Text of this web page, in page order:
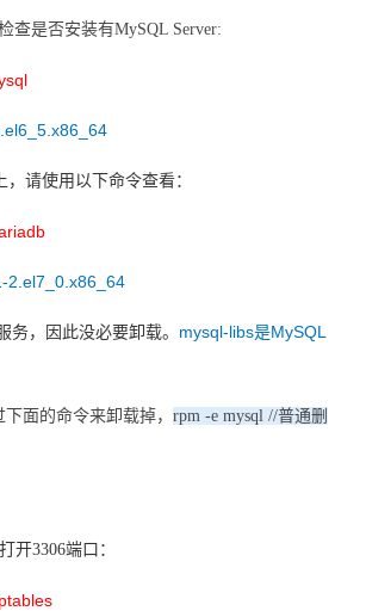
查是否安装有MySQL Server:
，请使用以下命令查看：
2.el7_0.x86_64
务，因此没必要卸载。 mysql-libs是MySQL
面的命令来卸载掉， rpm -e mysql //普通删
开3306端口：